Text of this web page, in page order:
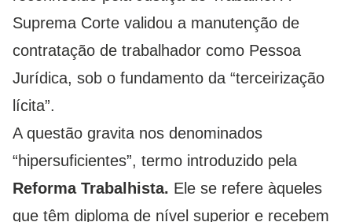
Suprema Corte validou a manutenção de
contratação de trabalhador como Pessoa
Jurídica, sob o fundamento da “terceirização
lícita”.
A questão gravita nos denominados
“hipersuficientes”, termo introduzido pela
Reforma Trabalhista. Ele se refere àqueles
que têm diploma de nível superior e recebem